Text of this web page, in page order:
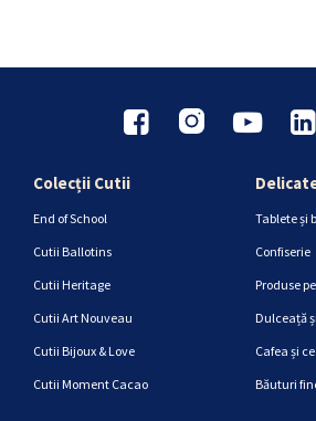
Colecții Cutii
End of School
Cutii Ballotins
Cutii Heritage
Cutii Art Nouveau
Cutii Bijoux & Love
Cutii Moment Cacao
Tablete și
Confiserie
Produse
Dulceață
Cafea și
Băuturi